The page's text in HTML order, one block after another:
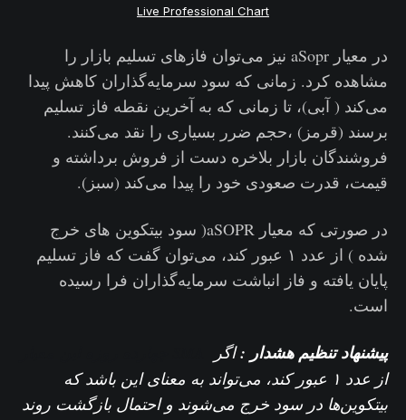
Live Professional Chart
در معیار aSopr نیز می‌توان فازهای تسلیم بازار را
مشاهده کرد. زمانی که سود سرمایه‌گذاران کاهش پیدا
می‌کند ( آبی)، تا زمانی که به آخرین نقطه فاز تسلیم
برسند (قرمز) ،حجم ضرر بسیاری را نقد می‌کنند.
فروشندگان بازار بلاخره دست از فروش برداشته و
قیمت، قدرت صعودی خود را پیدا می‌کند (سبز).
در صورتی که معیار aSOPR( سود بیتکوین های خرج
شده ) از عدد ۱ عبور کند، می‌توان گفت که فاز تسلیم
پایان یافته و فاز انباشت سرمایه‌گذاران فرا رسیده
است.
پیشنهاد تنظیم هشدار :اگر
از عدد ۱ عبور کند، می‌تواند به معنای این باشد که
بیتکوین‌ها در سود خرج می‌شوند و احتمال بازگشت روند